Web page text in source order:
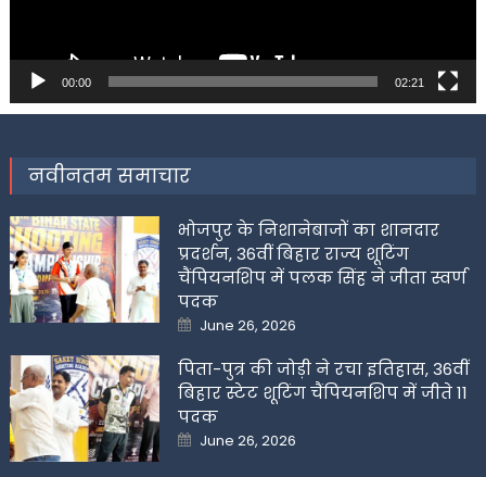
00:00 02:21
नवीनतम समाचार
भोजपुर के निशानेबाजों का शानदार
प्रदर्शन, 36वीं बिहार राज्य शूटिंग
चैंपियनशिप में पलक सिंह ने जीता स्वर्ण
पदक
Posted
on
June 26, 2026
पिता-पुत्र की जोड़ी ने रचा इतिहास, 36वीं
बिहार स्टेट शूटिंग चैंपियनशिप में जीते 11
पदक
Posted
on
June 26, 2026